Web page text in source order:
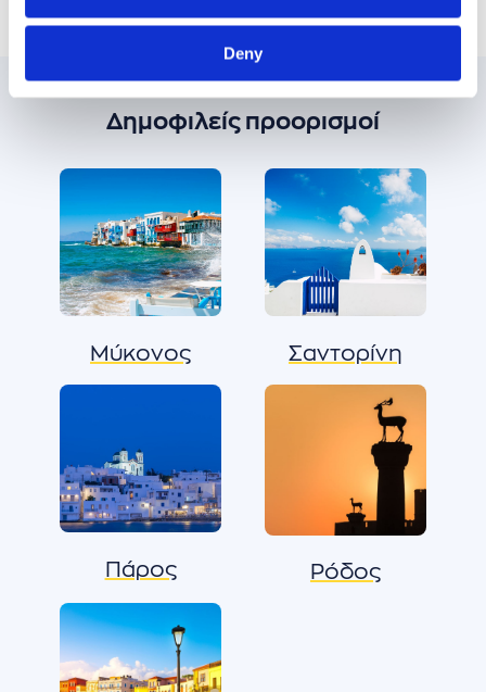
Deny
Δημοφιλείς προορισμοί
Μύκονος Σαντορίνη
Πάρος Ρόδος